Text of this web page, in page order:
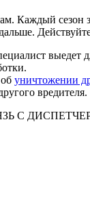
Каждый сезон
выедет
об уничтожении
вредителя.
С